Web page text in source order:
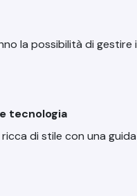
la possibilità di
tecnologia
di stile con una